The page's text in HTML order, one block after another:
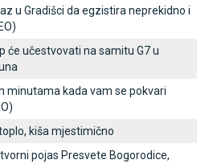
u Gradišci da egzistira neprekidno i
će učestvovati na samitu G7 u
minutama kada vam se pokvari
kiša mjestimično
pojas Presvete Bogorodice,